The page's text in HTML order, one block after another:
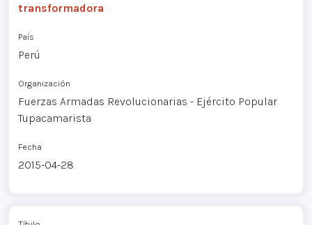
transformadora
País
Perú
Organización
Fuerzas Armadas Revolucionarias - Ejército Popular
Tupacamarista
Fecha
2015-04-28